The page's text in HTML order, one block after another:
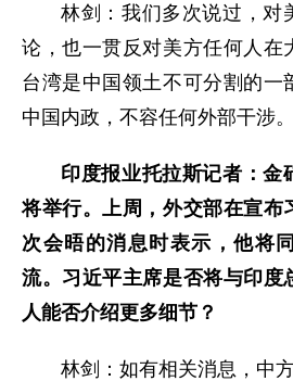
林剑：我们多次说过，对
论，也一贯反对美方任何人在
台湾是中国领土不可分割的一
中国内政，不容任何外部干涉。
印度报业托拉斯记者：金
将举行。上周，外交部在宣布
次会晤的消息时表示，他将
流。习近平主席是否将与印度
人能否介绍更多细节？
林剑：如有相关消息，中